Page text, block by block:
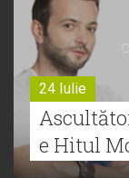
24 Iulie
e Hitul